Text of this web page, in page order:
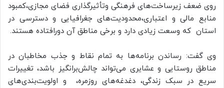
روی ضعف زیرساخت‌های فرهنگی وتأثیرگذاری فضای مجازی،کمبود
منابع مالی و اعتباری،محدودیت‌های جغرافیایی و دسترسی در
استان که وسعت زیادی دارد و برخی مناطق آن دورافتاده هستند.
وی گفت: رساندن برنامه‌ها به تمام نقاط و جذب مخاطبان در
مناطق روستایی و عشایری می‌تواند چالش‌برانگیز باشد، تغییرات
سریع در سبک زندگی، دغدغه‌های روزمره، و اولویت‌بندی‌های